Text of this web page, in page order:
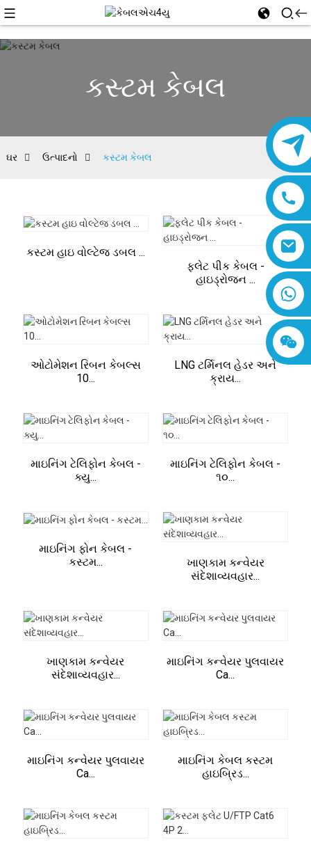
૮૬૧૮૦૧૯૩૭૭૭૬૧
કસ્ટમ કેબલ
ઘર ઉત્પાદનો કસ્ટમ કેબલ
કસ્ટમ હાઇ વોલ્ટેજ ડબલ ...
ફ્લેટ પીક કેબલ -
હાઇડ્રોજન ...
ઓટોમેશન રિબન કેબલ્સ
10...
LNG ટર્મિનલ હેડર અને
ક્રાય...
માઇનિંગ ટેલિફોન કેબલ -
ક્યુ...
માઇનિંગ ટેલિફોન કેબલ -
૧૦...
માઇનિંગ ફોન કેબલ -
કસ્ટમ...
ખાણકામ કન્વેયર
સંદેશાવ્યવહાર...
ખાણકામ કન્વેયર
સંદેશાવ્યવહાર...
માઇનિંગ કન્વેયર પુલવાયર
Ca...
માઇનિંગ કન્વેયર પુલવાયર
Ca...
માઇનિંગ કેબલ કસ્ટમ
હાઇબ્રિડ...